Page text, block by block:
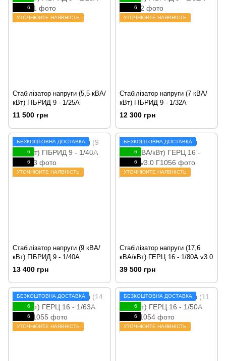
6
УТОЧНЮЙТЕ НАЯВНІСТЬ
Стабілізатор напруги (5,5 кВА/
кВт) ГІБРИД 9 - 1/25А
11 500 грн
6
УТОЧНЮЙТЕ НАЯВНІСТЬ
Стабілізатор напруги (7 кВА/
кВт) ГІБРИД 9 - 1/32А
12 300 грн
БЕЗКОШТОВНА ДОСТАВКА
6
6
УТОЧНЮЙТЕ НАЯВНІСТЬ
Стабілізатор напруги (9 кВА/
кВт) ГІБРИД 9 - 1/40А
13 400 грн
БЕЗКОШТОВНА ДОСТАВКА
6
6
УТОЧНЮЙТЕ НАЯВНІСТЬ
Стабілізатор напруги (17,6
кВА/кВт) ГЕРЦ 16 - 1/80А v3.0
39 500 грн
БЕЗКОШТОВНА ДОСТАВКА
6
6
УТОЧНЮЙТЕ НАЯВНІСТЬ
БЕЗКОШТОВНА ДОСТАВКА
6
6
УТОЧНЮЙТЕ НАЯВНІСТЬ